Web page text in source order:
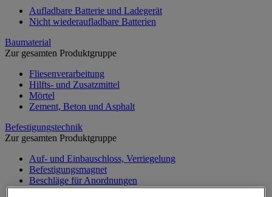
Aufladbare Batterie und Ladegerät
Nicht wiederaufladbare Batterien
Baumaterial
Zur gesamten Produktgruppe
Fliesenverarbeitung
Hilfts- und Zusatzmittel
Mörtel
Zement, Beton und Asphalt
Befestigungstechnik
Zur gesamten Produktgruppe
Auf- und Einbauschloss, Verriegelung
Befestigungsmagnet
Beschläge für Anordnungen
Bolzen